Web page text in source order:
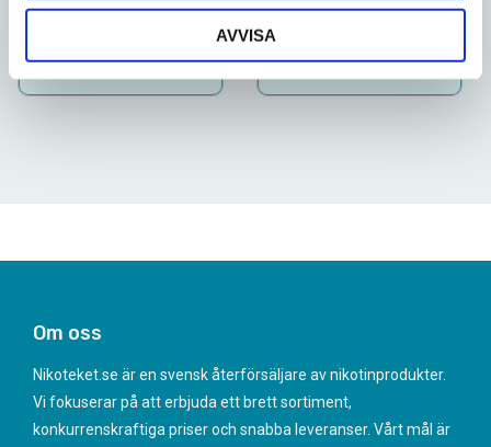
AVVISA
10-pack 489
KÖP
10-pack 489
KÖP
Om oss
Nikoteket.se är en svensk återförsäljare av nikotinprodukter.
Vi fokuserar på att erbjuda ett brett sortiment,
konkurrenskraftiga priser och snabba leveranser. Vårt mål är